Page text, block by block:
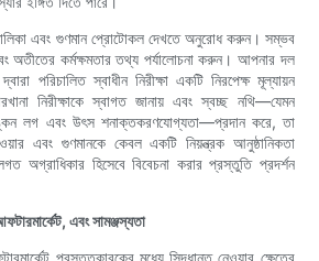
তালিকা এবং গুণমান প্রোটোকল দেখতে অনুরোধ করুন। সম্ভব
অতীতের কর্মক্ষমতার তথ্য পর্যালোচনা করুন। আপনার দল
পরিচালিত স্বাধীন নিরীক্ষা একটি নিরপেক্ষ মূল্যায়ন
নিরীক্ষাকে স্বাগত জানায় এবং স্বচ্ছ নথি—যেমন
লগ এবং উৎস শনাক্তকরণযোগ্যতা—প্রদান করে, তা
এবং গুণমানকে কেবল একটি নিয়ন্ত্রক আনুষ্ঠানিকতা
অগ্রাধিকার হিসেবে বিবেচনা করার প্রস্তুতি প্রদর্শন
এবং সামঞ্জস্যতা